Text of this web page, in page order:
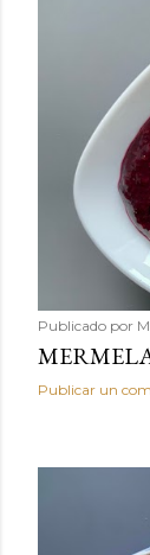
Publicado por
Publicar un